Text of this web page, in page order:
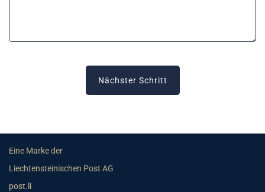
Nächster Schritt
Eine Marke der
Liechtensteinischen Post AG
post.li